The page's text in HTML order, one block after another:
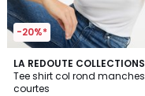
-20%*
LA REDOUTE COLLECTIONS
Tee shirt col rond manches
courtes
4,6
/ 5
2
Couleurs